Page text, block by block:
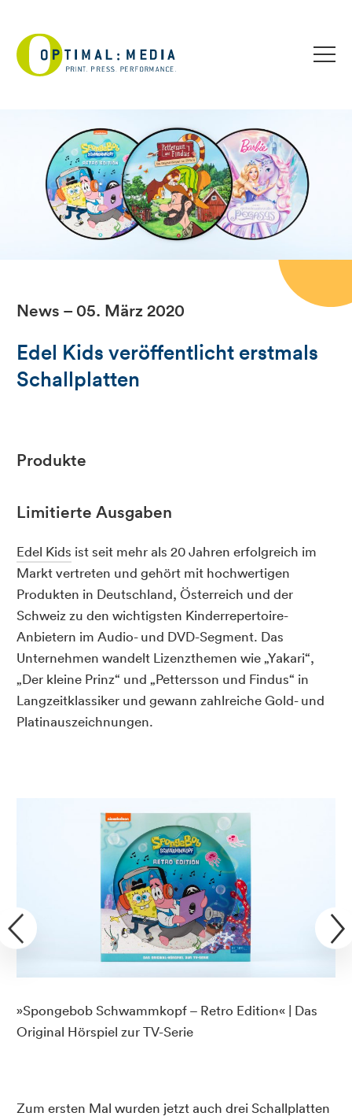
News – 05. März 2020
Edel Kids veröffentlicht erstmals
Schallplatten
Produkte
Limitierte Ausgaben
Edel Kids ist seit mehr als 20 Jahren erfolgreich im
Markt vertreten und gehört mit hochwertigen
Produkten in Deutschland, Österreich und der
Schweiz zu den wichtigsten Kinderrepertoire-
Anbietern im Audio- und DVD-Segment. Das
Unternehmen wandelt Lizenzthemen wie „Yakari“,
„Der kleine Prinz“ und „Pettersson und Findus“ in
Langzeitklassiker und gewann zahlreiche Gold- und
Platinauszeichnungen.
»Spongebob Schwammkopf – Retro Edition« | Das
Original Hörspiel zur TV-Serie
Zum ersten Mal wurden jetzt auch drei Schallplatten